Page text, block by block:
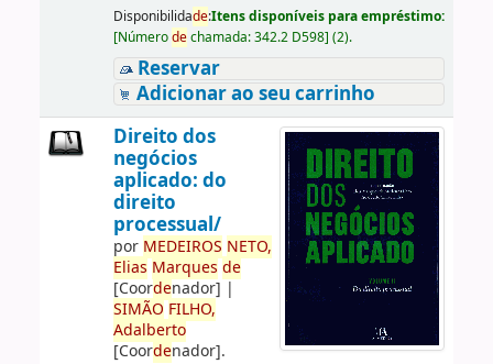
Disponibilidade:Itens disponíveis para empréstimo:
[Númerodechamada:342.2 D598] (2).
Reservar
Adicionar ao seu carrinho
Direito dos
negócios
aplicado: do
direito
processual/
por MEDEIROS NETO,
Elias Marques de
[Coordenador] |
SIMÃO FILHO,
Adalberto
[Coordenador].